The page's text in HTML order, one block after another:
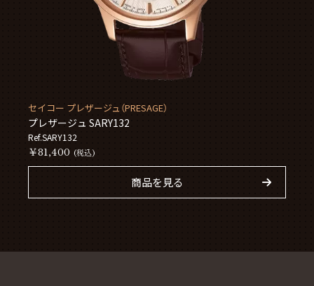
セイコー プレザージュ（PRESAGE）
プレザージュ SARY132
Ref.SARY132
￥81,400 (税込)
商品を見る